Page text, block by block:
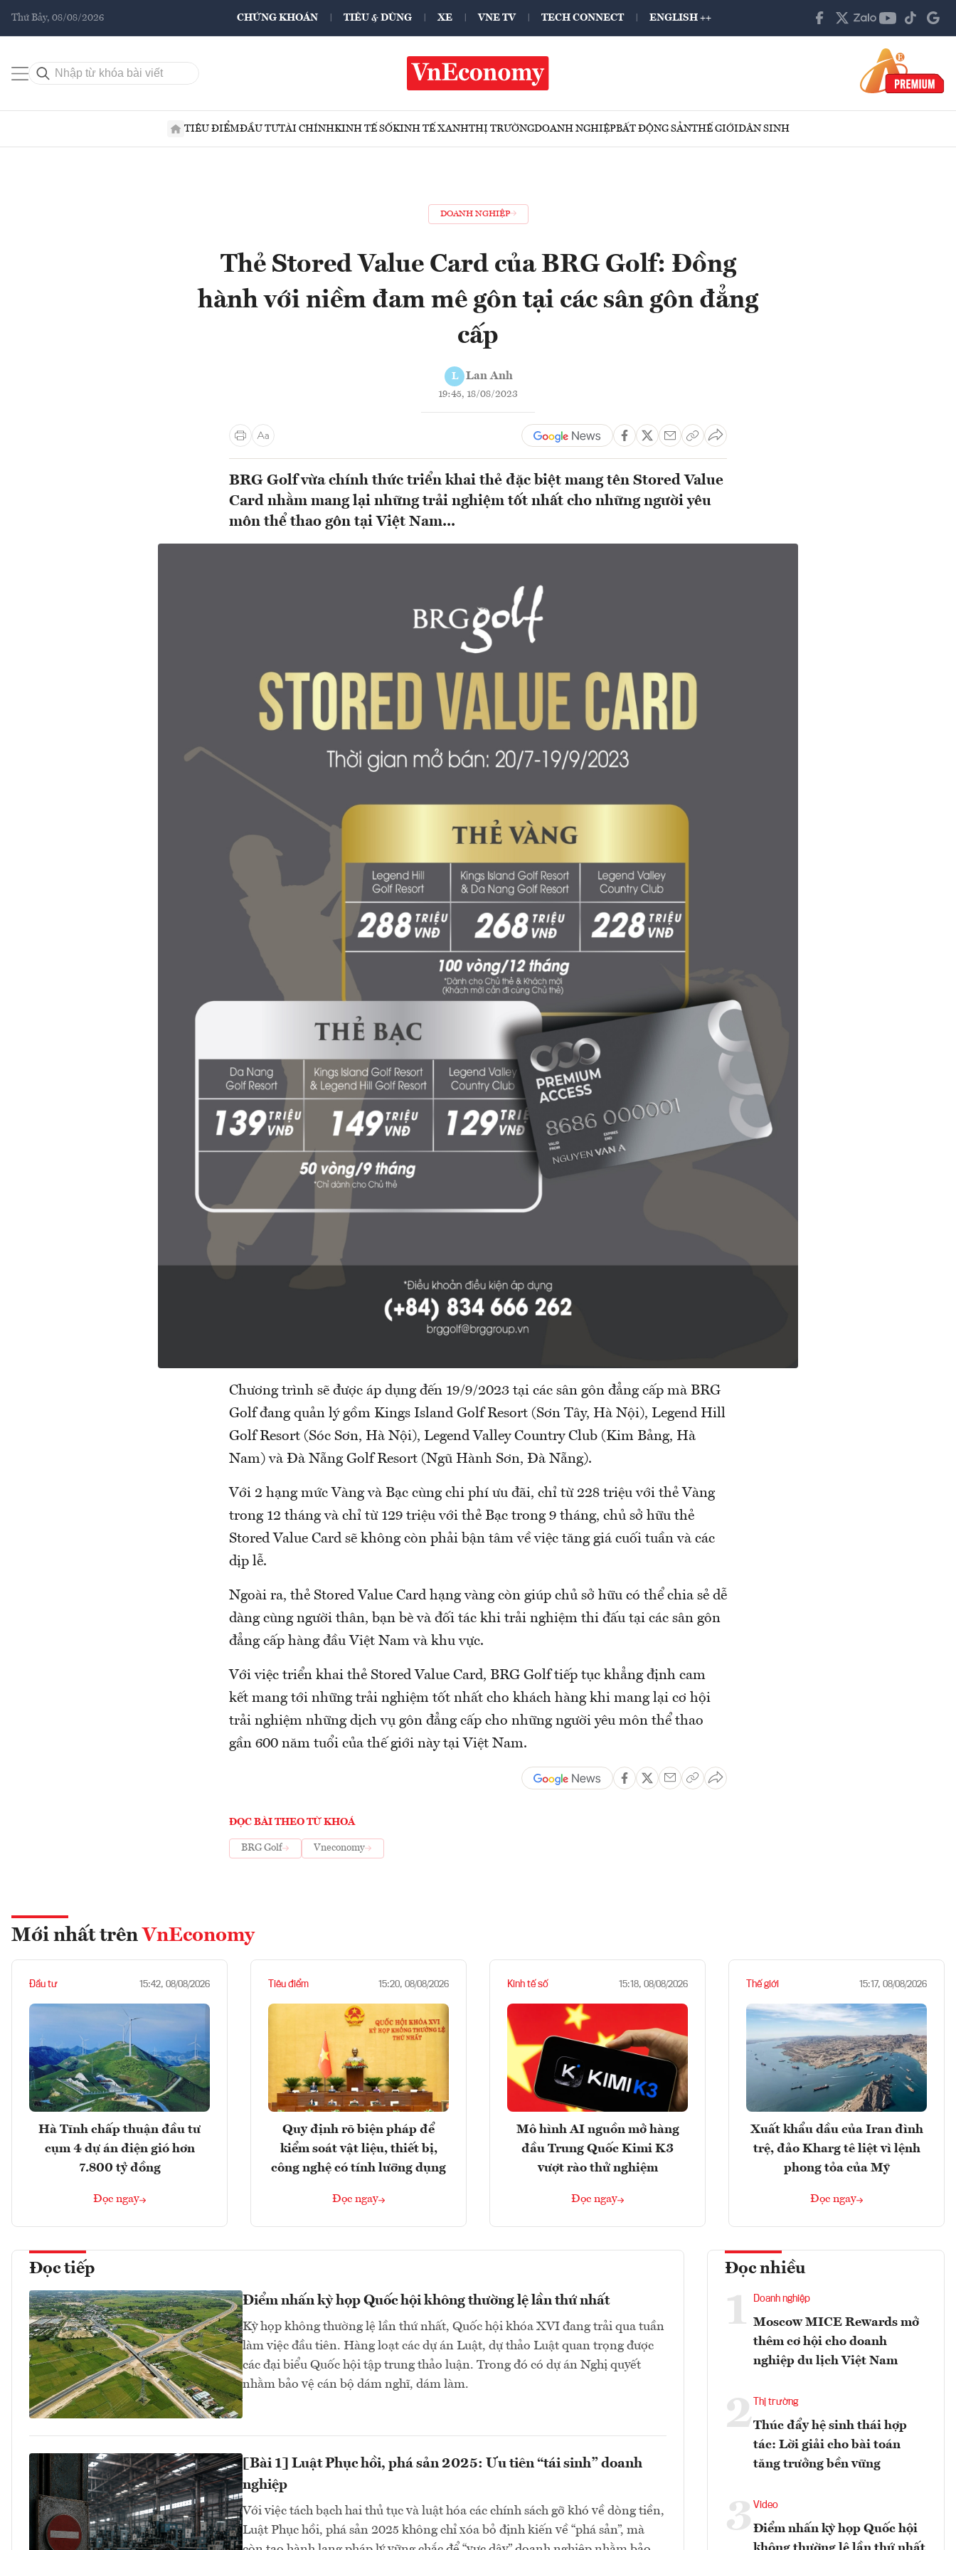
Thứ Bảy, 08/08/2026 CHỨNG KHOÁN TIÊU & DÙNG XE VNE TV TECH CONNECT ENGLISH ++
TIÊU ĐIỂMĐẦU TƯTÀI CHÍNHKINH TẾ SỐKINH TẾ XANHTHỊ TRƯỜNGDOANH NGHIỆPBẤT ĐỘNG SẢNTHẾ GIỚIDÂN SINH
DOANH NGHIỆP
Thẻ Stored Value Card của BRG Golf: Đồng
hành với niềm đam mê gôn tại các sân gôn đẳng
cấp
L Lan Anh
19:45, 18/08/2023
BRG Golf vừa chính thức triển khai thẻ đặc biệt mang tên Stored Value
Card nhằm mang lại những trải nghiệm tốt nhất cho những người yêu
môn thể thao gôn tại Việt Nam...
Chương trình sẽ được áp dụng đến 19/9/2023 tại các sân gôn đẳng cấp mà BRG
Golf đang quản lý gồm Kings Island Golf Resort (Sơn Tây, Hà Nội), Legend Hill
Golf Resort (Sóc Sơn, Hà Nội), Legend Valley Country Club (Kim Bảng, Hà
Nam) và Đà Nẵng Golf Resort (Ngũ Hành Sơn, Đà Nẵng).
Với 2 hạng mức Vàng và Bạc cùng chi phí ưu đãi, chỉ từ 228 triệu với thẻ Vàng
trong 12 tháng và chỉ từ 129 triệu với thẻ Bạc trong 9 tháng, chủ sở hữu thẻ
Stored Value Card sẽ không còn phải bận tâm về việc tăng giá cuối tuần và các
dịp lễ.
Ngoài ra, thẻ Stored Value Card hạng vàng còn giúp chủ sở hữu có thể chia sẻ dễ
dàng cùng người thân, bạn bè và đối tác khi trải nghiệm thi đấu tại các sân gôn
đẳng cấp hàng đầu Việt Nam và khu vực.
Với việc triển khai thẻ Stored Value Card, BRG Golf tiếp tục khẳng định cam
kết mang tới những trải nghiệm tốt nhất cho khách hàng khi mang lại cơ hội
trải nghiệm những dịch vụ gôn đẳng cấp cho những người yêu môn thể thao
gần 600 năm tuổi của thế giới này tại Việt Nam.
ĐỌC BÀI THEO TỪ KHOÁ
BRG Golf Vneconomy
Mới nhất trên VnEconomy
Đầu tư 15:42, 08/08/2026
Hà Tĩnh chấp thuận đầu tư
cụm 4 dự án điện gió hơn
7.800 tỷ đồng
Đọc ngay
Tiêu điểm 15:20, 08/08/2026
Quy định rõ biện pháp để
kiểm soát vật liệu, thiết bị,
công nghệ có tính lưỡng dụng
Đọc ngay
Kinh tế số 15:18, 08/08/2026
Mô hình AI nguồn mở hàng
đầu Trung Quốc Kimi K3
vượt rào thử nghiệm
Đọc ngay
Thế giới 15:17, 08/08/2026
Xuất khẩu dầu của Iran đình
trệ, đảo Kharg tê liệt vì lệnh
phong tỏa của Mỹ
Đọc ngay
Đọc tiếp
Điểm nhấn kỳ họp Quốc hội không thường lệ lần thứ nhất
Kỳ họp không thường lệ lần thứ nhất, Quốc hội khóa XVI đang trải qua tuần
làm việc đầu tiên. Hàng loạt các dự án Luật, dự thảo Luật quan trọng được
các đại biểu Quốc hội tập trung thảo luận. Trong đó có dự án Nghị quyết
nhằm bảo vệ cán bộ dám nghĩ, dám làm.
[Bài 1] Luật Phục hồi, phá sản 2025: Ưu tiên “tái sinh” doanh
nghiệp
Với việc tách bạch hai thủ tục và luật hóa các chính sách gỡ khó về dòng tiền,
Luật Phục hồi, phá sản 2025 không chỉ xóa bỏ định kiến về “phá sản”, mà
Đọc nhiều
1 Doanh nghiệp
Moscow MICE Rewards mở
thêm cơ hội cho doanh
nghiệp du lịch Việt Nam
2 Thị trường
Thúc đẩy hệ sinh thái hợp
tác: Lời giải cho bài toán
tăng trưởng bền vững
3 Video
Điểm nhấn kỳ họp Quốc hội